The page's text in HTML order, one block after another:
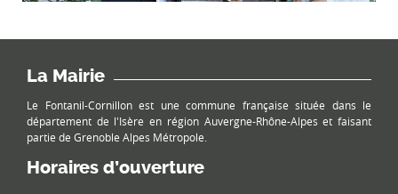
La Mairie
Le Fontanil-Cornillon est une commune française située dans le
département de l'Isère en région Auvergne-Rhône-Alpes et faisant
partie de Grenoble Alpes Métropole.
Horaires d’ouverture